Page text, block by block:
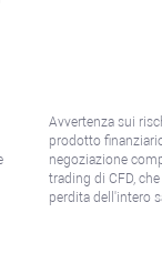
Avvertenza sui
prodotto
negoziazione
trading di CFD,
perdita dell'intero